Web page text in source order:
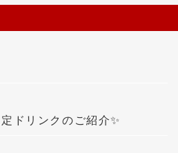
ドリンクのご紹介✨